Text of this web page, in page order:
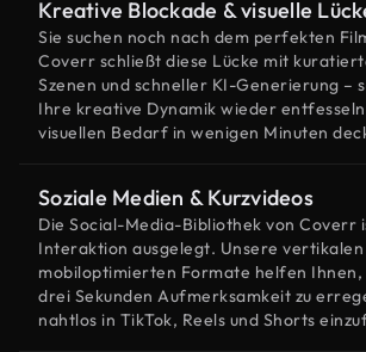
Kreative Blockade & visuelle
Sie suchen noch nach dem perfekten
Coverr schließt diese Lücke mit
Szenen und schneller KI-Generierung –
Ihre kreative Dynamik wieder
visuellen Bedarf in wenigen Minuten
Soziale Medien & Kurzvideos
Die Social-Media-Bibliothek von Coverr
Interaktion ausgelegt. Unsere vertikalen
mobiloptimierten Formate helfen Ihnen,
drei Sekunden Aufmerksamkeit zu
nahtlos in TikTok, Reels und Shorts